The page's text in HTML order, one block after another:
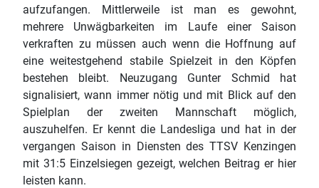
aufzufangen. Mittlerweile ist man es gewohnt,
mehrere Unwägbarkeiten im Laufe einer Saison
verkraften zu müssen auch wenn die Hoffnung auf
eine weitestgehend stabile Spielzeit in den Köpfen
bestehen bleibt. Neuzugang Gunter Schmid hat
signalisiert, wann immer nötig und mit Blick auf den
Spielplan der zweiten Mannschaft möglich,
auszuhelfen. Er kennt die Landesliga und hat in der
vergangen Saison in Diensten des TTSV Kenzingen
mit 31:5 Einzelsiegen gezeigt, welchen Beitrag er hier
leisten kann.